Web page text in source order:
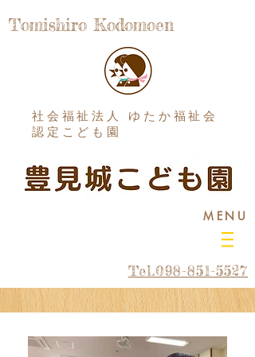
Tomishiro Kodomoen
社会福祉法人 ゆたか福祉会
認定こども園
MENU
Tel.098-851-5527